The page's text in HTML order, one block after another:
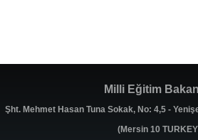
Milli Eğitim
Şht. Mehmet Hasan Tuna Sokak, No: 4,5 -
(Mersin 10